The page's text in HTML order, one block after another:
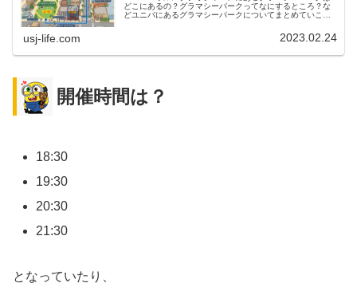
どこにあるの？グラマシーパークってなにするところ？な
どユニバにあるグラマシーパークについてまとめていこう
usj-life.com 2023.02.24
開催時間は？
18:30
19:30
20:30
21:30
となっていたり、